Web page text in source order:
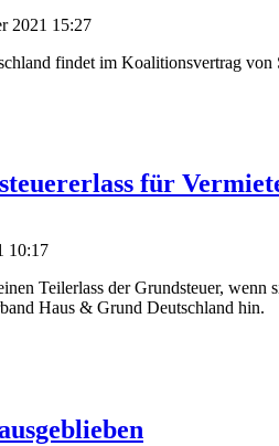
2021 15:27
findet im Koalitionsvertrag
für
10:17
Teilerlass der Grundsteuer,
Haus & Grund Deutschland hin.